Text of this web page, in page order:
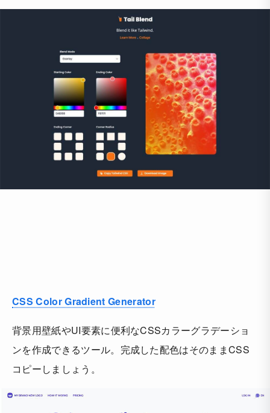
CSS Color Gradient Generator
背景用壁紙やUI要素に便利なCSSカラーグラデーショ
ンを作成できるツール。完成した配色はそのままCSS
コピーしましょう。